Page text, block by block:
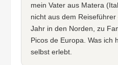
mein Vater aus Matera
nicht aus dem
Jahr in den Norden, zu
Picos de Europa. Was ich
selbst erlebt.